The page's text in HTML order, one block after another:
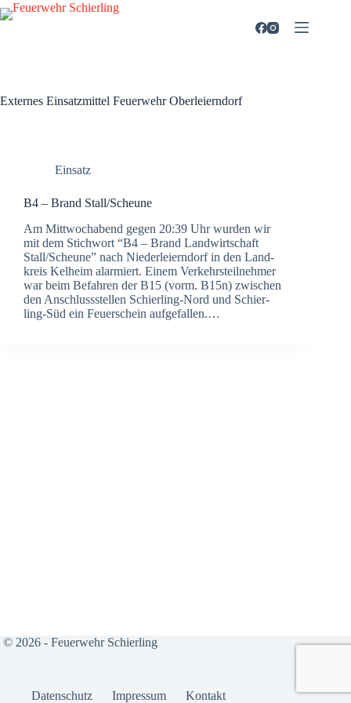
Zum
Inhalt
Externes Einsatzmittel Feuerwehr Oberleierndorf
Einsatz
B4 – Brand Stall/Scheune
Am Mitt­woch­abend gegen 20:39 Uhr wur­den wir
mit dem Stich­wort “B4 – Brand Land­wirt­schaft
Stall/Scheune” nach Nie­der­lei­ern­dorf in den Land­
kreis Kel­heim alar­miert. Einem Ver­kehrs­teil­neh­mer
war beim Befah­ren der B15 (vorm. B15n) zwi­schen
den Anschluss­stel­len Schier­­ling-Nord und Schier­­
ling-Süd ein Feu­er­schein auf­ge­fal­len.…
© 2026 - Feuerwehr Schierling
Daten­schutz Impres­sum Kon­takt